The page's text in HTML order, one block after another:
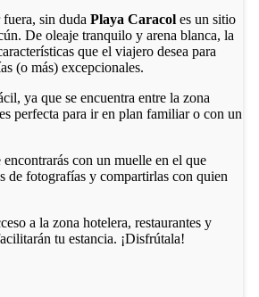
sin duda Playa Caracol es un sitio
De oleaje tranquilo y arena blanca, la
que el viajero desea para
(o más) excepcionales.
ya que se encuentra entre la zona
perfecta para ir en plan familiar o con un
con un muelle en el que
de fotografías y compartirlas con quien
a la zona hotelera, restaurantes y
tu estancia. ¡Disfrútala!